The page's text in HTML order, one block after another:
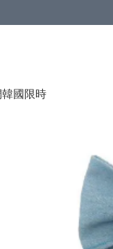
韓國限時